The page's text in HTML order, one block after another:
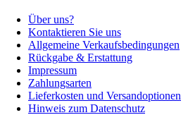
Über uns?
Kontaktieren Sie uns
Allgemeine Verkaufsbedingungen
Rückgabe & Erstattung
Impressum
Zahlungsarten
Lieferkosten und Versandoptionen
Hinweis zum Datenschutz